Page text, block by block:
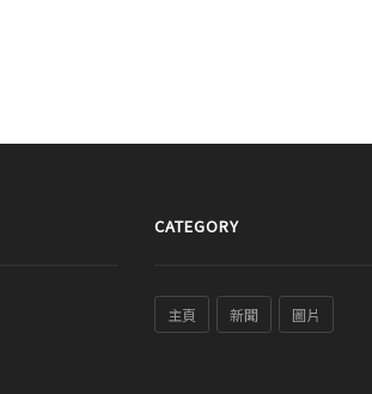
CATEGORY
主頁 新聞 圖片